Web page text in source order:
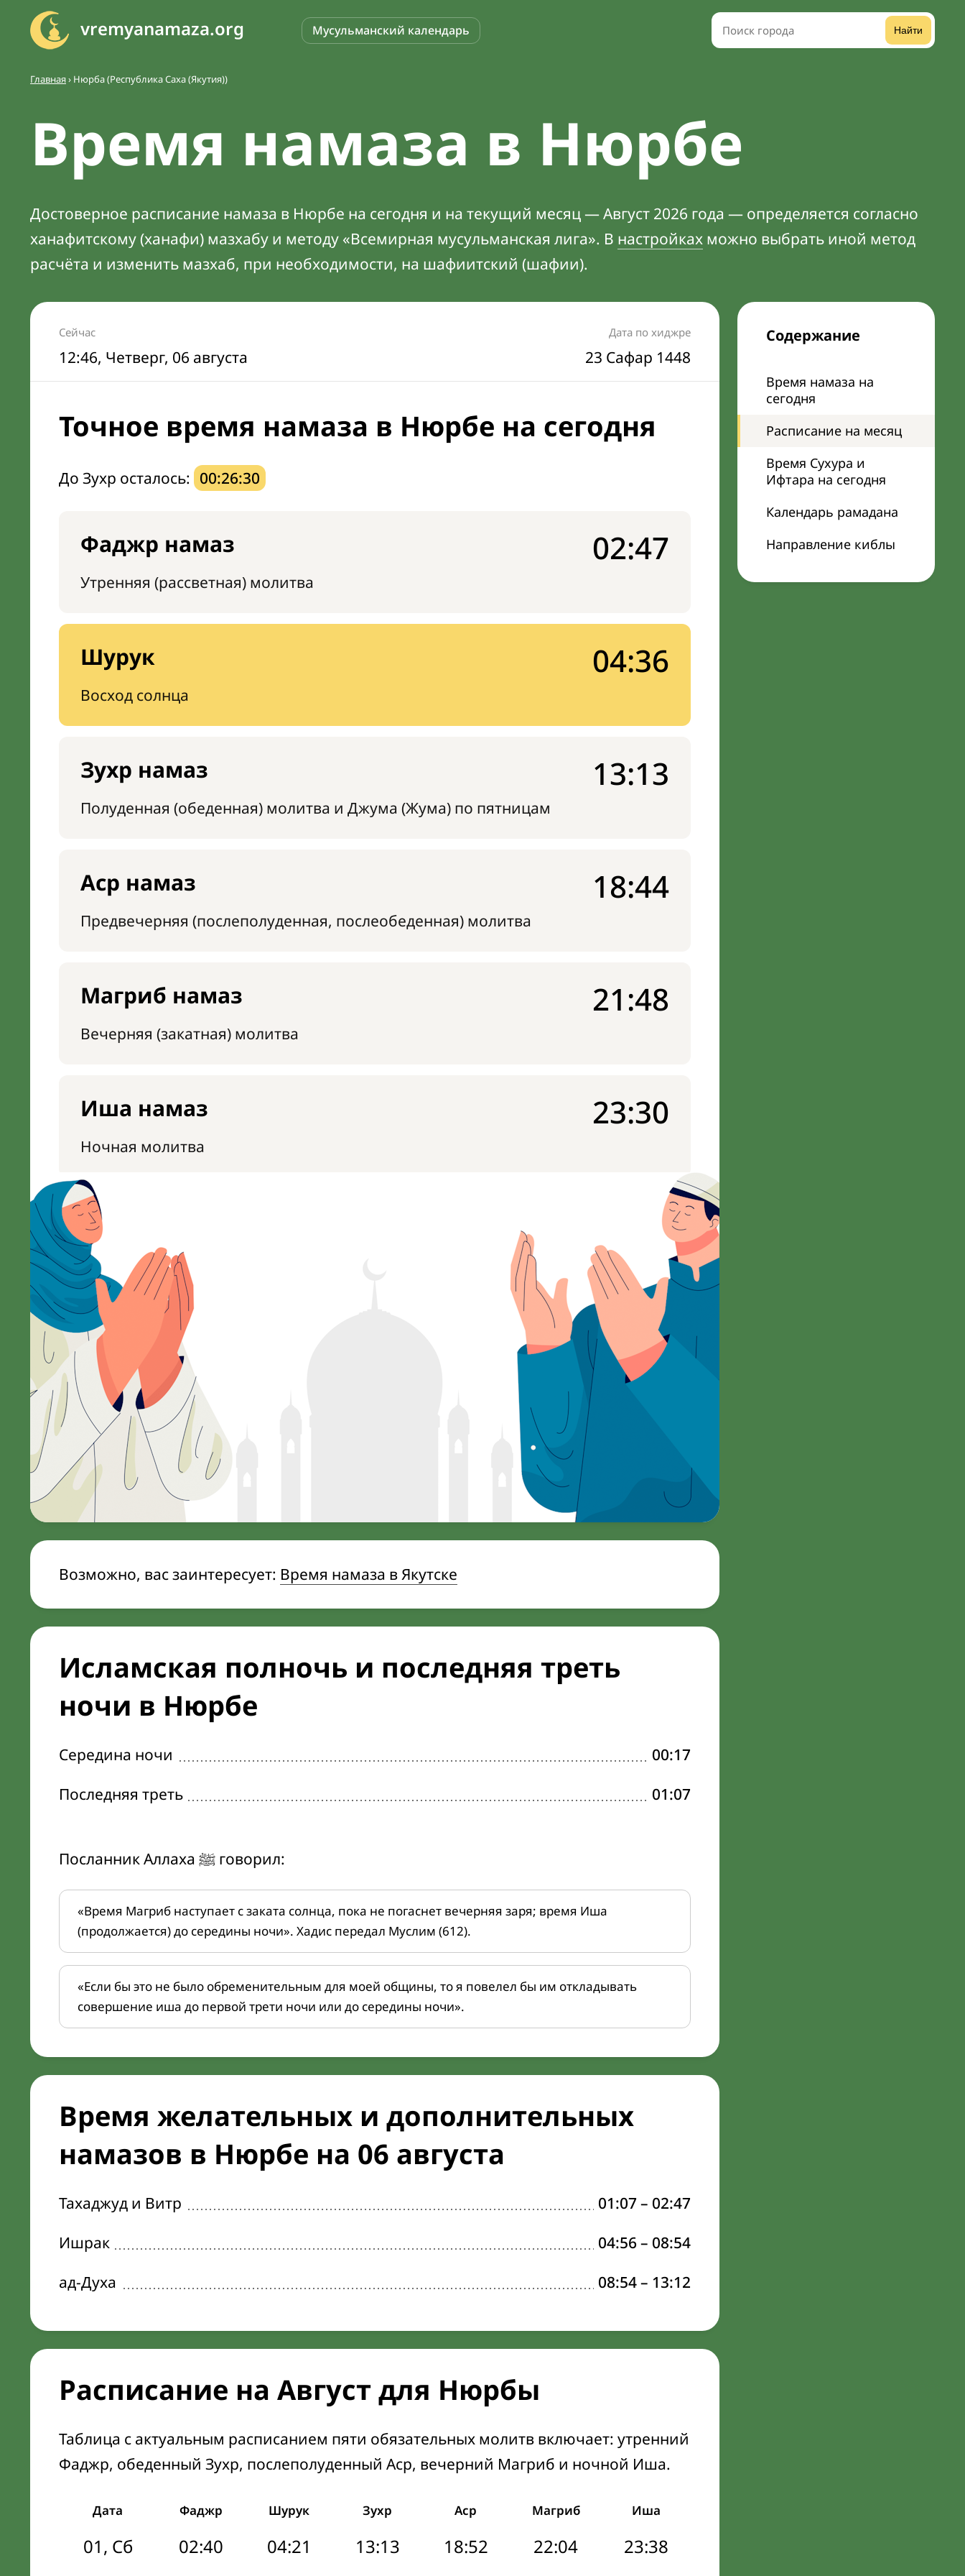
vremyanamaza.org Мусульманский календарь Найти
Главная› Нюрба (Республика Саха (Якутия))
Время намаза в Нюрбе
Достоверное расписание намаза в Нюрбе на сегодня и на текущий месяц — Август 2026 года — определяется согласно
ханафитскому (ханафи) мазхабу и методу «Всемирная мусульманская лига». В настройках можно выбрать иной метод
расчёта и изменить мазхаб, при необходимости, на шафиитский (шафии).
Содержание
Время намаза на
сегодня
Расписание на месяц
Время Сухура и
Ифтара на сегодня
Календарь рамадана
Направление киблы
Сейчас
12:46, Четверг, 06 августа
Дата по хиджре
23 Сафар 1448
Точное время намаза в Нюрбе на сегодня
До Зухр осталось: 00:26:29
Фаджр намаз
Утренняя (рассветная) молитва
02:47
Шурук
Восход солнца
04:36
Зухр намаз
Полуденная (обеденная) молитва и Джума (Жума) по пятницам
13:13
Аср намаз
Предвечерняя (послеполуденная, послеобеденная) молитва
18:44
Магриб намаз
Вечерняя (закатная) молитва
21:48
Иша намаз
Ночная молитва
23:30
Возможно, вас заинтересует: Время намаза в Якутске
Исламская полночь и последняя треть
ночи в Нюрбе
Середина ночи
00:17
Последняя треть
01:07
Посланник Аллаха ﷺ говорил:
«Время Магриб наступает с заката солнца, пока не погаснет вечерняя заря; время Иша
(продолжается) до середины ночи». Хадис передал Муслим (612).
«Если бы это не было обременительным для моей общины, то я повелел бы им откладывать
совершение иша до первой трети ночи или до середины ночи».
Время желательных и дополнительных
намазов в Нюрбе на 06 августа
Тахаджуд и Витр 01:07– 02:47
Ишрак
04:56 – 08:54
ад-Духа
08:54– 13:12
Расписание на Август для Нюрбы
Таблица с актуальным расписанием пяти обязательных молитв включает: утренний
Фаджр, обеденный Зухр, послеполуденный Аср, вечерний Магриб и ночной Иша.
Дата Фаджр Шурук Зухр Аср Магриб Иша
01, Сб 02:40 04:21 13:13 18:52 22:04
23:38